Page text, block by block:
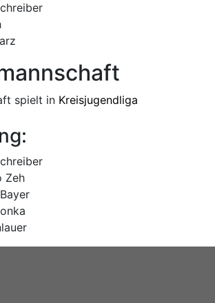
spielt in Kreisjugendliga
Zeh